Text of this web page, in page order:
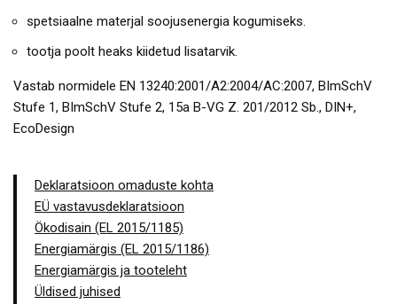
spetsiaalne materjal soojusenergia kogumiseks.
tootja poolt heaks kiidetud lisatarvik.
Vastab normidele EN 13240:2001/A2:2004/AC:2007, BImSchV
Stufe 1, BImSchV Stufe 2, 15a B-VG Z. 201/2012 Sb., DIN+,
EcoDesign
Deklaratsioon omaduste kohta
EÜ vastavusdeklaratsioon
Ökodisain (EL 2015/1185)
Energiamärgis (EL 2015/1186)
Energiamärgis ja tooteleht
Üldised juhised